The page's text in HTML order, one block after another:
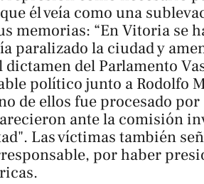
él veía como una
memorias: “En Vitoria se
paralizado la ciudad y
dictamen del Parlamento
político junto a Rodolfo
de ellos fue procesado
ante la comisión
Las víctimas también
por haber